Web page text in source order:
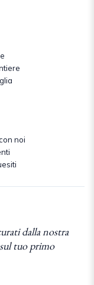
noi
dalla nostra
tuo primo